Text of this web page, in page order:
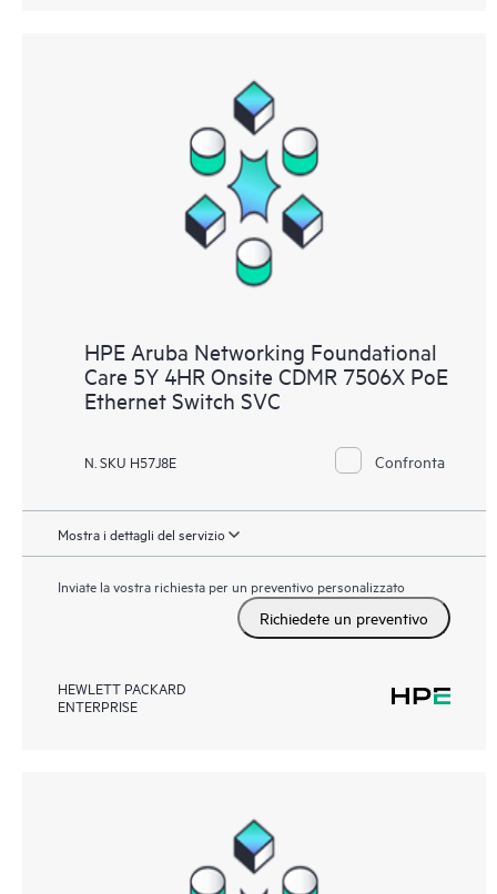
HPE Aruba Networking Foundational
Care 5Y 4HR Onsite CDMR 7506X PoE
Ethernet Switch SVC
N. SKU H57J8E Confronta
Mostra i dettagli del servizio
Inviate la vostra richiesta per un preventivo personalizzato
Richiedete un preventivo
HEWLETT PACKARD
ENTERPRISE